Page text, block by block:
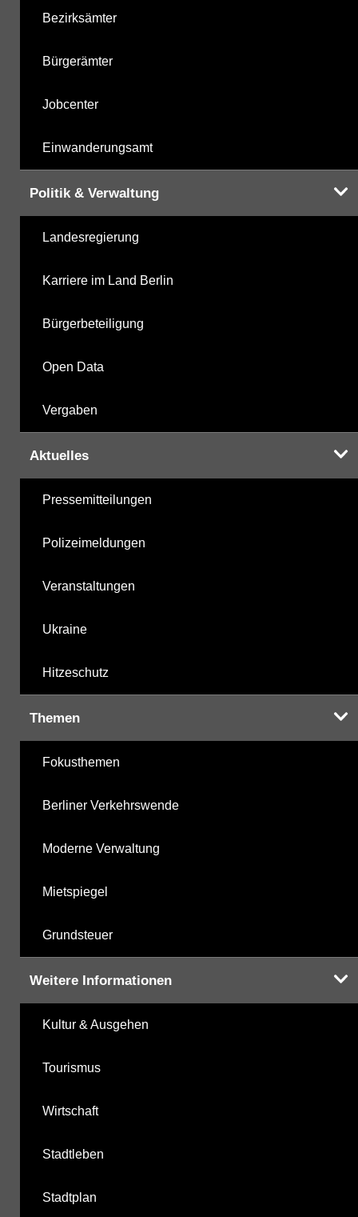
Bezirksämter
Bürgerämter
Jobcenter
Einwanderungsamt
Politik & Verwaltung
Landesregierung
Karriere im Land Berlin
Bürgerbeteiligung
Open Data
Vergaben
Aktuelles
Pressemitteilungen
Polizeimeldungen
Veranstaltungen
Ukraine
Hitzeschutz
Themen
Fokusthemen
Berliner Verkehrswende
Moderne Verwaltung
Mietspiegel
Grundsteuer
Weitere Informationen
Kultur & Ausgehen
Tourismus
Wirtschaft
Stadtleben
Stadtplan